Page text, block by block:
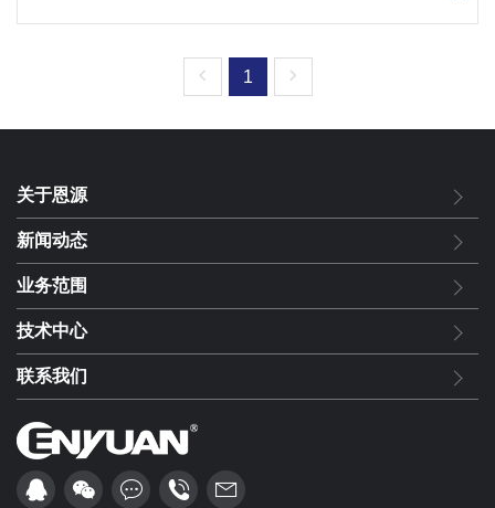
1
关于恩源
新闻动态
业务范围
技术中心
联系我们